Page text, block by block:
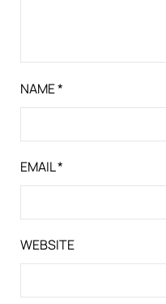
NAME*
EMAIL*
WEBSITE